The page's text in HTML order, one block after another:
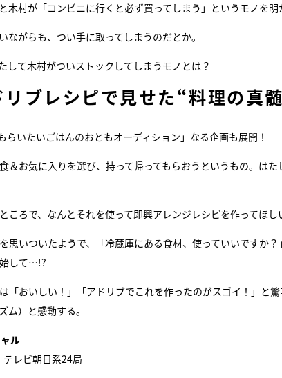
村が「コンビニに行くと必ず買ってしまう」というモノを明
がらも、つい手に取ってしまうのだとか。
て木村がついストックしてしまうモノとは？
ブレシピで見せた“料理の真
らいたいごはんのおともオーディション」なる企画も展開！
＆お気に入りを選び、持って帰ってもらおうというもの。は
ころで、なんとそれを使って即興アレンジレシピを作ってほし
思いついたようで、「冷蔵庫にある食材、使っていいですか
して…!?
「おいしい！」「アドリブでこれを作ったのがスゴイ！」と
ム）と感動する。
ル
レビ朝日系24局